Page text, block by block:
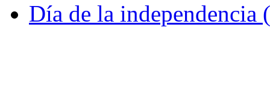
Día de la independencia